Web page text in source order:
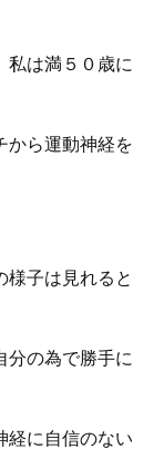
私は満５０歳に
から運動神経を
様子は見れると
分の為で勝手に
経に自信のない